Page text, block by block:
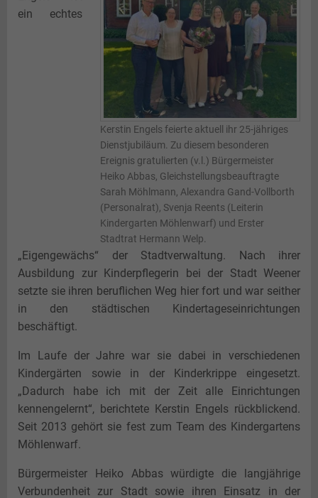
Jüdisches Leben
Teeseminar
Landesbühne
Perspektive Innenstadt
Freiflächenanlagen
Kerstin Engels feierte aktuell ihr 25-jähriges
Dienstjubiläum. Zu diesem besonderen
Ereignis gratulierten (v.l.) Bürgermeister
Heiko Abbas, Gleichstellungsbeauftragte
Sarah Möhlmann, Alexandra Gand-Vollborth
(Personalrat), Svenja Reents (Leiterin
Kindergarten Möhlenwarf) und Erster
Stadtrat Hermann Welp.
ein echtes
„Eigengewächs“ der Stadtverwaltung. Nach ihrer
Ausbildung zur Kinderpflegerin bei der Stadt Weener
setzte sie ihren beruflichen Weg hier fort und war seither
in den städtischen Kindertageseinrichtungen
beschäftigt.
Im Laufe der Jahre war sie dabei in verschiedenen
Kindergärten sowie in der Kinderkrippe eingesetzt.
„Dadurch habe ich mit der Zeit alle Einrichtungen
kennengelernt“, berichtete Kerstin Engels rückblickend.
Seit 2013 gehört sie fest zum Team des Kindergartens
Möhlenwarf.
Bürgermeister Heiko Abbas würdigte die langjährige
Verbundenheit zur Stadt sowie ihren Einsatz in der